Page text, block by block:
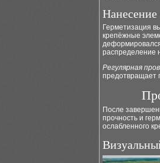
Нанесение
Герметизация
крепёжные
распределение
Регулярная
предотвращает
После
прочность и
ослабленного